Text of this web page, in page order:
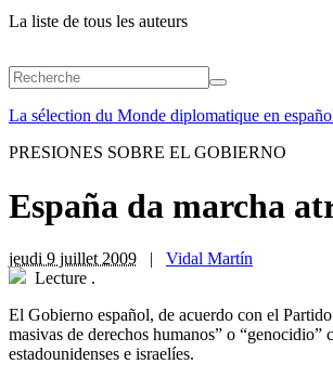
La liste de tous les auteurs
La sélection du Monde diplomatique en
PRESIONES SOBRE EL GOBIERNO
España da marcha
jeudi 9 juillet 2009 | Vidal Martín
Lecture .
El Gobierno español, de acuerdo con el
masivas de derechos humanos” o “genocidio”
estadounidenses e israelíes.